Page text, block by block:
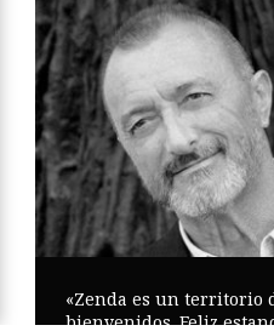
«Zenda es un territorio
bienvenidos. Feliz